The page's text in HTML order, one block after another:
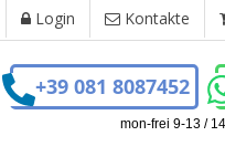
Login Kontakte
+39 081 8087452
mon-frei 9-13 /